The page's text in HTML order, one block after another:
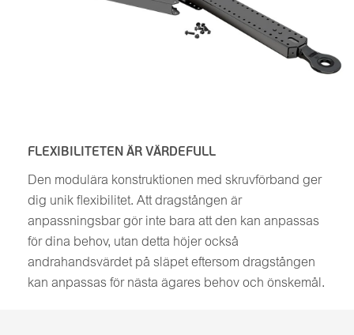
FLEXIBILITETEN ÄR VÄRDEFULL
Den modulära konstruktionen med skruvförband ger
dig unik flexibilitet. Att dragstången är
anpassningsbar gör inte bara att den kan anpassas
för dina behov, utan detta höjer också
andrahandsvärdet på släpet eftersom dragstången
kan anpassas för nästa ägares behov och önskemål.